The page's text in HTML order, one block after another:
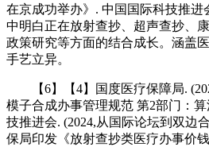
在京成功举办》. 中国国际科技推
中明白正在放射查抄、超声查抄、
政策研究等方面的结合成长。涵盖
手艺立异。
【6】【4】国度医疗保障局.
模子合成办事管理规范 第2部门：
技推进会. (2024,从国际论坛到双边
保局印发《放射查抄类医疗办事价